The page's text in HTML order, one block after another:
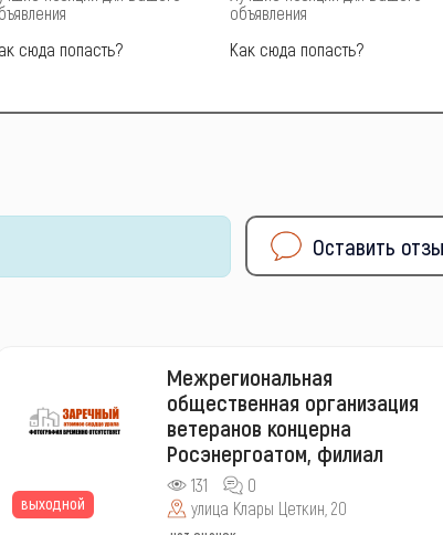
сюда попасть?
объявления
Как сюда попасть?
Оставить
выходной
Межрегиональная
общественная организация
ветеранов концерна
Росэнергоатом, филиал
131
0
улица Клары Цеткин, 20